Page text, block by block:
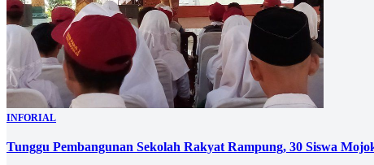
INFORIAL
Tunggu Pembangunan Sekolah Rakyat Rampung, 30 Siswa